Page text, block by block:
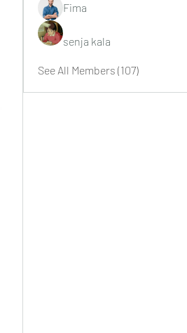
Fima
senja kala
See All Members (107)